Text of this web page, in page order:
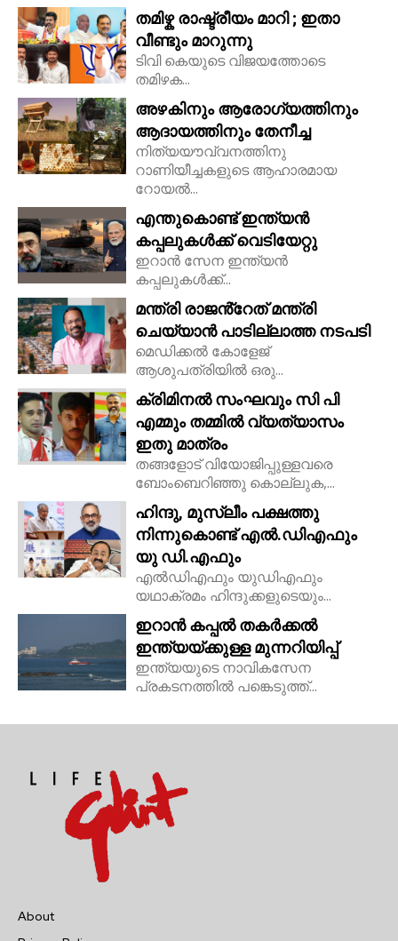
തമിഴ്ക രാഷ്ട്രീയം മാറി ; ഇതാ
വീണ്ടും മാറുന്നു
ടിവി കെയുടെ വിജയത്തോടെ
തമിഴക...
അഴകിനും ആരോഗ്യത്തിനും
ആദായത്തിനും തേനീച്ച
നിത്യയൗവ്വനത്തിനു
റാണിയീച്ചകളുടെ ആഹാരമായ
റോയല്‍...
എന്തുകൊണ്ട് ഇന്ത്യൻ
കപ്പലുകൾക്ക് വെടിയേറ്റു
ഇറാൻ സേന ഇന്ത്യൻ
കപ്പലുകൾക്ക്...
മന്ത്രി രാജൻ്റേത് മന്ത്രി
ചെയ്യാൻ പാടില്ലാത്ത നടപടി
മെഡിക്കൽ കോളേജ്
ആശുപത്രിയിൽ ഒരു...
ക്രിമിനൽ സംഘവും സി പി
എമ്മും തമ്മിൽ വ്യത്യാസം
ഇതു മാത്രം
തങ്ങളോട് വിയോജിപ്പുള്ളവരെ
ബോംബെറിഞ്ഞു കൊല്ലുക,...
ഹിന്ദു, മുസ്ലീം പക്ഷത്തു
നിന്നുകൊണ്ട് എൽ.ഡിഎഫും
യു ഡി.എഫും
എൽഡിഎഫും യുഡിഎഫും
യഥാക്രമം ഹിന്ദുക്കളുടെയും...
ഇറാൻ കപ്പൽ തകർക്കൽ
ഇന്ത്യയ്ക്കുള്ള മുന്നറിയിപ്പ്
ഇന്ത്യയുടെ നാവികസേന
പ്രകടനത്തിൽ പങ്കെടുത്ത്...
About